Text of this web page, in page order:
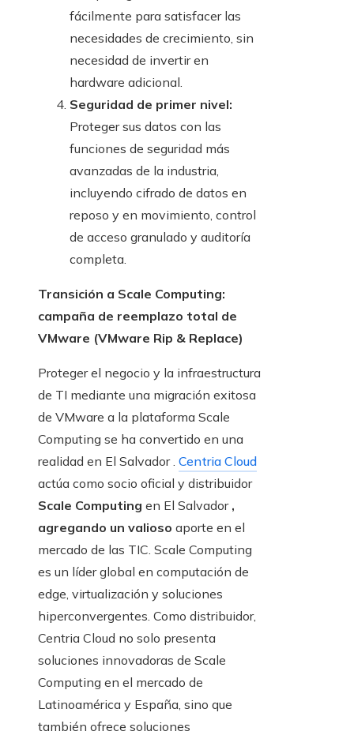
fácilmente para satisfacer las
necesidades de crecimiento, sin
necesidad de invertir en
hardware adicional.
Seguridad de primer nivel:
Proteger sus datos con las
funciones de seguridad más
avanzadas de la industria,
incluyendo cifrado de datos en
reposo y en movimiento, control
de acceso granulado y auditoría
completa.
Transición a Scale Computing:
campaña de reemplazo total de
VMware (VMware Rip & Replace)
Proteger el negocio y la infraestructura
de TI mediante una migración exitosa
de VMware a la plataforma Scale
Computing se ha convertido en una
realidad en El Salvador . Centria Cloud
actúa como socio oficial y distribuidor
Scale Computing en El Salvador ,
agregando un valioso aporte en el
mercado de las TIC. Scale Computing
es un líder global en computación de
edge, virtualización y soluciones
hiperconvergentes. Como distribuidor,
Centria Cloud no solo presenta
soluciones innovadoras de Scale
Computing en el mercado de
Latinoamérica y España, sino que
también ofrece soluciones